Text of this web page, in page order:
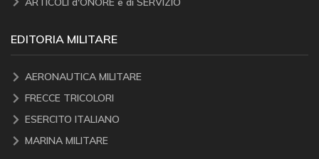
EDITORIA MILITARE
AERONAUTICA MILITARE
FRECCE TRICOLORI
ESERCITO ITALIANO
MARINA MILITARE